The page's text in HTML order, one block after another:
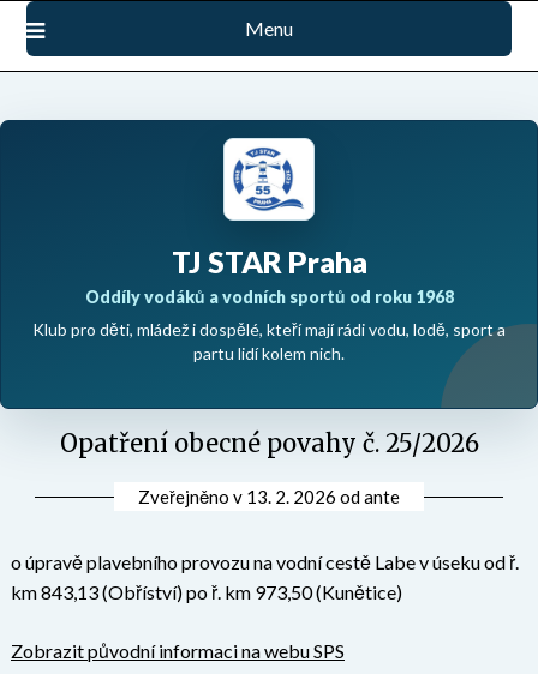
Přejdi
obsah
Menu
TJ STAR Praha
Oddíly vodáků a vodních sportů od roku 1968
Klub pro děti, mládež i dospělé, kteří mají rádi vodu, lodě, sport a
partu lidí kolem nich.
Opatření obecné povahy č. 25/2026
Zveřejněno v 13. 2. 2026 odante
o úpravě plavebního provozu na vodní cestě Labe v úseku od ř.
km 843,13 (Obříství) po ř. km 973,50 (Kunětice)
Zobrazit původní informaci na webu SPS